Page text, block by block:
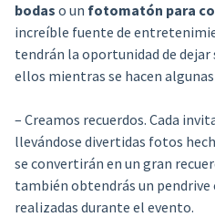
bodas o un fotomatón para
increíble fuente de
tendrán la oportunidad de
ellos mientras se hacen
– Creamos recuerdos. Cada
llevándose divertidas fotos
se convertirán en un gran
también obtendrás un
realizadas durante el evento.